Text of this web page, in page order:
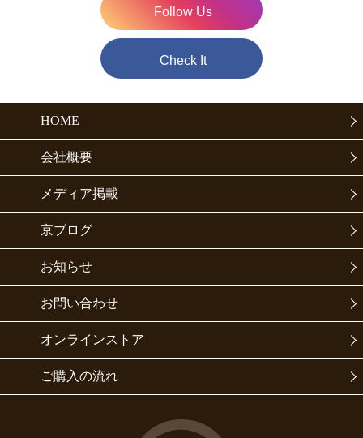
Follow Us
Check It
HOME
会社概要
メディア掲載
京ブログ
お知らせ
お問い合わせ
オンラインストア
ご購入の流れ